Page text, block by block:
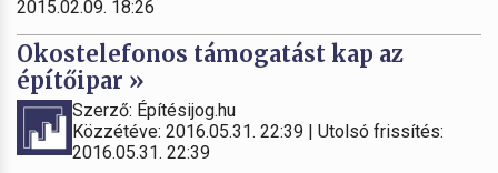
2015.02.09. 18:26
Okostelefonos támogatást kap az
építőipar »
Szerző: Építésijog.hu
Közzétéve: 2016.05.31. 22:39 | Utolsó frissítés:
2016.05.31. 22:39